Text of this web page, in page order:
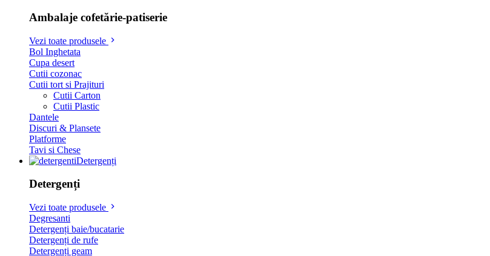
Ambalaje cofetărie-patiserie
Vezi toate produsele
Bol Inghetata
Cupa desert
Cutii cozonac
Cutii tort si Prajituri
Cutii Carton
Cutii Plastic
Dantele
Discuri & Plansete
Platforme
Tavi si Chese
Detergenți
Detergenți
Vezi toate produsele
Degresanti
Detergenți baie/bucatarie
Detergenți de rufe
Detergenți geam